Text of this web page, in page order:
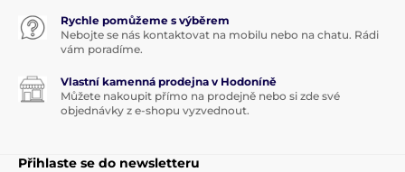
Rychle pomůžeme s výběrem
Nebojte se nás kontaktovat na mobilu nebo na chatu. Rádi
vám poradíme.
Vlastní kamenná prodejna v Hodoníně
Můžete nakoupit přímo na prodejně nebo si zde své
objednávky z e-shopu vyzvednout.
Přihlaste se do newsletteru